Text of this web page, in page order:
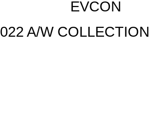
EVCON
A/W COLLECTION